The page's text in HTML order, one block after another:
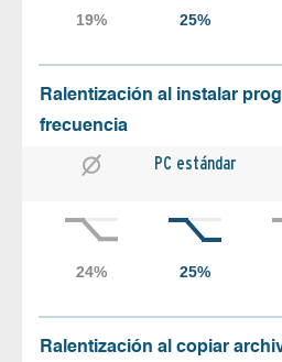
Ralentización al instalar
frecuencia
PC estándar
Ralentización al copiar